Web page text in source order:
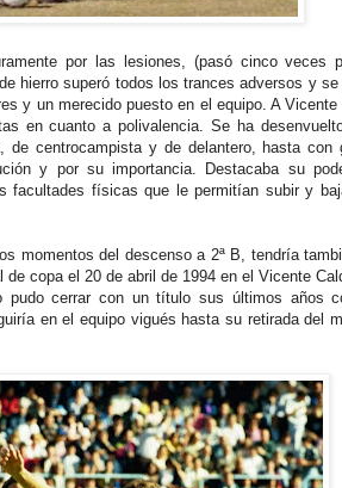
por las lesiones, (pasó cinco veces
hierro superó todos los trances adversos y se
y un merecido puesto en el equipo. A
en cuanto a polivalencia. Se ha
de centrocampista y de delantero, hasta con
y por su importancia. Destacaba su
facultades físicas que le permitían subir y
momentos del descenso a 2ª B, tendría
de copa el 20 de abril de 1994 en el Vicente
pudo cerrar con un título sus últimos años
en el equipo vigués hasta su retirada del